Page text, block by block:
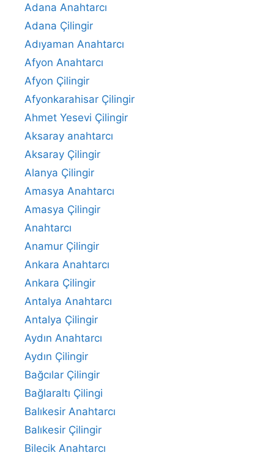
Adana Anahtarcı
Adana Çilingir
Adıyaman Anahtarcı
Afyon Anahtarcı
Afyon Çilingir
Afyonkarahisar Çilingir
Ahmet Yesevi Çilingir
Aksaray anahtarcı
Aksaray Çilingir
Alanya Çilingir
Amasya Anahtarcı
Amasya Çilingir
Anahtarcı
Anamur Çilingir
Ankara Anahtarcı
Ankara Çilingir
Antalya Anahtarcı
Antalya Çilingir
Aydın Anahtarcı
Aydın Çilingir
Bağcılar Çilingir
Bağlaraltı Çilingi
Balıkesir Anahtarcı
Balıkesir Çilingir
Bilecik Anahtarcı